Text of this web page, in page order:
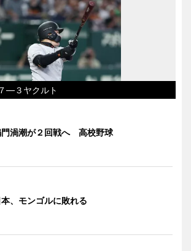
―３ヤクルト
渦潮が２回戦へ 高校野球
本、モンゴルに敗れる